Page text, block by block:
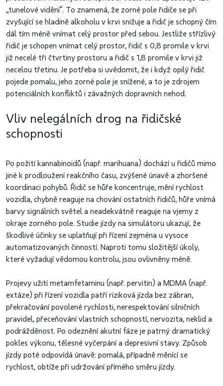
„tunelové vidění“. To znamená, že zorné pole řidiče se při
zvyšující se hladině alkoholu v krvi snižuje a řidič je schopný čím
dál tím méně vnímat celý prostor před sebou. Jestliže střízlivý
řidič je schopen vnímat celý prostor, řidič s 0,8 promile v krvi
již necelé tři čtvrtiny prostoru a řidič s 1,8 promile v krvi již
necelou třetinu. Je potřeba si uvědomit, že i když opilý řidič
pojede pomalu, jeho zorné pole je snížené, a to je zdrojem
potenciálních konfliktů i závažných dopravních nehod.
Vliv nelegálních drog na řidičské
schopnosti
Po požití kannabinoidů (např. marihuana) dochází u řidičů mimo
jiné k prodloužení reakčního času, zvýšené únavě a zhoršené
koordinaci pohybů. Řidič se hůře koncentruje, mění rychlost
vozidla, chybně reaguje na chování ostatních řidičů, hůře vnímá
barvy signálních světel a neadekvátně reaguje na vjemy z
okraje zorného pole. Studie jízdy na simulátoru ukazují, že
škodlivé účinky se uplatňují při řízení zejména u vysoce
automatizovaných činností. Naproti tomu složitější úkoly,
které vyžadují vědomou kontrolu, jsou ovlivněny méně.
Projevy užití metamfetaminu (např. pervitin) a MDMA (např.
extáze) při řízení vozidla patří riziková jízda bez zábran,
překračování povolené rychlosti, nerespektování silničních
pravidel, přeceňování vlastních schopností, nervozita, neklid a
podrážděnost. Po odeznění akutní fáze je patrný dramatický
pokles výkonu, tělesné vyčerpání a depresivní stavy. Způsob
jízdy poté odpovídá únavě: pomalá, případně měnící se
rychlost, obtíže při udržování přímého směru jízdy.